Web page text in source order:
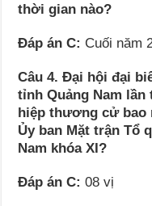
thời gian nào?
Đáp án C: Cuối năm
Câu 4. Đại hội đại
tỉnh Quảng Nam lần
hiệp thương cử bao
Ủy ban Mặt trận Tổ
Nam khóa XI?
Đáp án C: 08 vị